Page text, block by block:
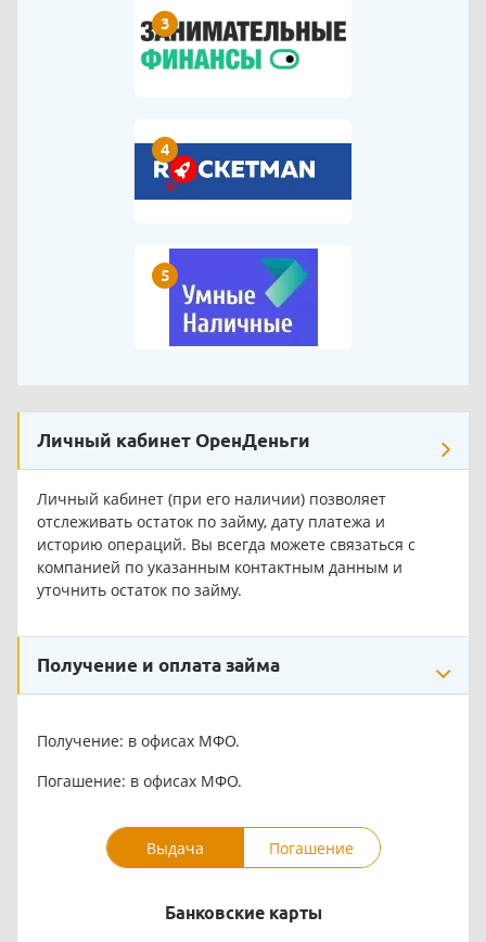
3
4
5
Личный кабинет ОренДеньги
Личный кабинет (при его наличии) позволяет
отслеживать остаток по займу, дату платежа и
историю операций. Вы всегда можете связаться с
компанией по указанным контактным данным и
уточнить остаток по займу.
Получение и оплата займа
Получение: в офисах МФО.
Погашение: в офисах МФО.
Выдача Погашение
Банковские карты